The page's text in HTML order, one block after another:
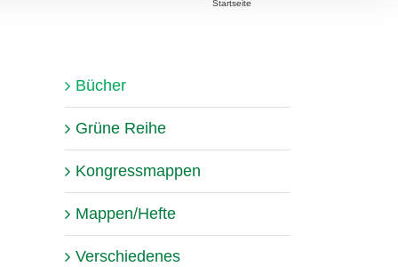
Startseite
Bücher
Grüne Reihe
Kongressmappen
Mappen/Hefte
Verschiedenes